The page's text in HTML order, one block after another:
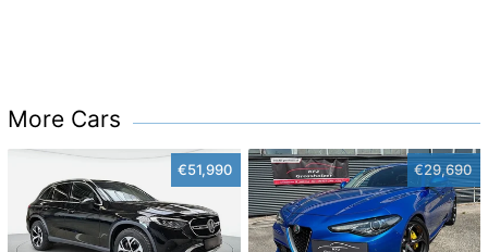
More Cars
€51,990 €29,690